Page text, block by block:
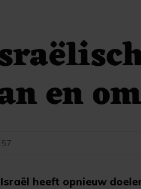
en
Israël heeft opnieuw